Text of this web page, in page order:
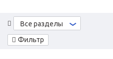
Фильтр
Все разделы